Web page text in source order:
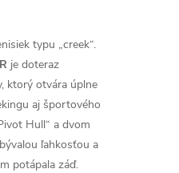
typu „creek“.
je doteraz
ktorý otvára úplne
aj športového
Hull“ a dvom
ľahkosťou a
potápala záď.